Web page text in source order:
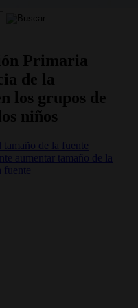
Primaria
de la
los grupos de
niños
de la fuente
aumentar tamaño de la